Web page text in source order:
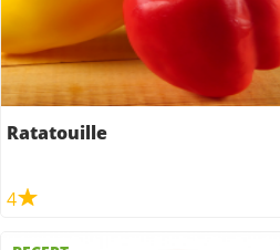
Ratatouille
4